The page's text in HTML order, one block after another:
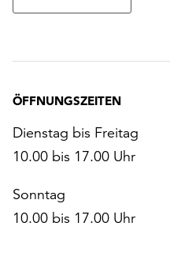
ÖFFNUNGSZEITEN
Dienstag bis Freitag
10.00 bis 17.00 Uhr
Sonntag
10.00 bis 17.00 Uhr